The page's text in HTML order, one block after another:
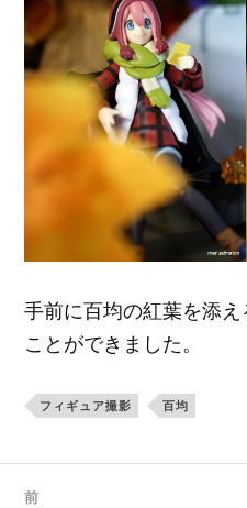
手前に百均の紅葉を添
ことができました。
フィギュア撮影 百均
前